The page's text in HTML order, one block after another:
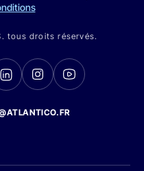
tous droits réservés.